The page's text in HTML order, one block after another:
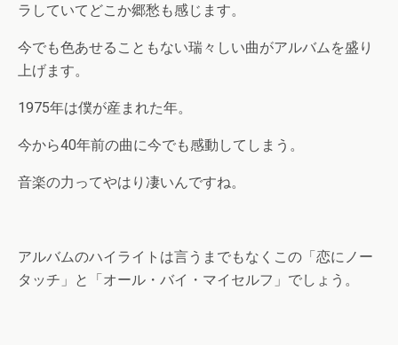
ラしていてどこか郷愁も感じます。
今でも色あせることもない瑞々しい曲がアルバムを盛り
上げます。
1975年は僕が産まれた年。
今から40年前の曲に今でも感動してしまう。
音楽の力ってやはり凄いんですね。
アルバムのハイライトは言うまでもなくこの「恋にノー
タッチ」と「オール・バイ・マイセルフ」でしょう。